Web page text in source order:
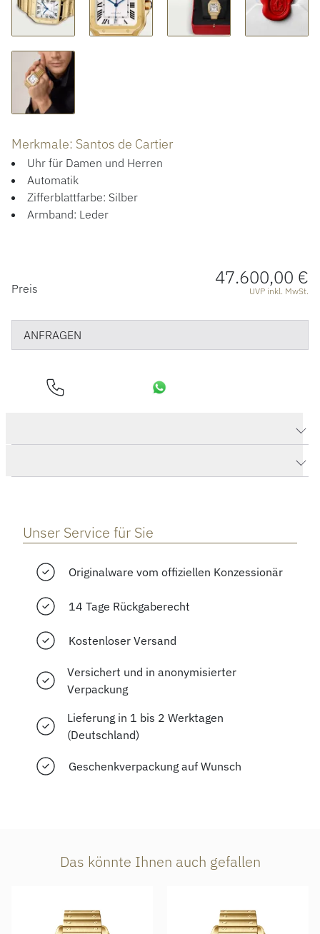
Merkmale: Santos de Cartier
Uhr für Damen und Herren
Automatik
Zifferblattfarbe: Silber
Armband: Leder
PREISINFORMATIONEN
Preis 47.600,00 €
UVP inkl. MwSt.
ANFRAGEN
Unser Service für Sie
Originalware vom offiziellen Konzessionär
14 Tage Rückgaberecht
Kostenloser Versand
Versichert und in anonymisierter
Verpackung
Lieferung in 1 bis 2 Werktagen
(Deutschland)
Geschenkverpackung auf Wunsch
Das könnte Ihnen auch gefallen